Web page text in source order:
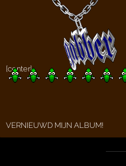
[center]
VERNIEUWD MIJN ALBUM!